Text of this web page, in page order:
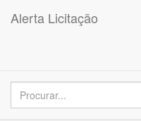
Alerta Licitação